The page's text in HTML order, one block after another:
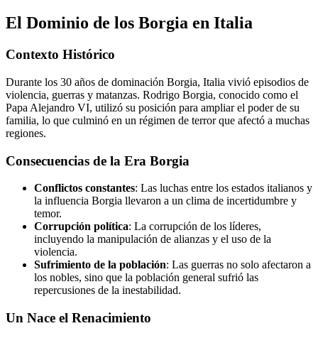
El Dominio de los Borgia en Italia
Contexto Histórico
Durante los 30 años de dominación Borgia, Italia vivió episodios de
violencia, guerras y matanzas. Rodrigo Borgia, conocido como el
Papa Alejandro VI, utilizó su posición para ampliar el poder de su
familia, lo que culminó en un régimen de terror que afectó a muchas
regiones.
Consecuencias de la Era Borgia
Conflictos constantes: Las luchas entre los estados italianos y
la influencia Borgia llevaron a un clima de incertidumbre y
temor.
Corrupción política: La corrupción de los líderes,
incluyendo la manipulación de alianzas y el uso de la
violencia.
Sufrimiento de la población: Las guerras no solo afectaron a
los nobles, sino que la población general sufrió las
repercusiones de la inestabilidad.
Un Nace el Renacimiento